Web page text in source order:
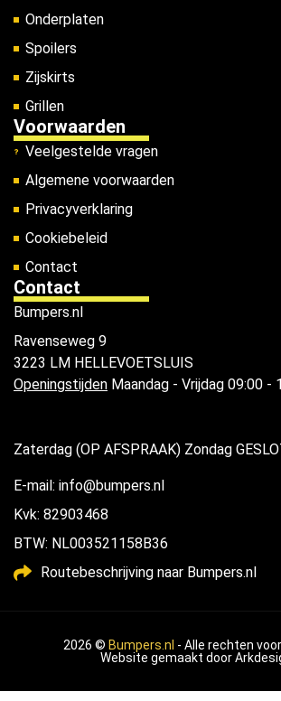
Onderplaten
Spoilers
Zijskirts
Grillen
Voorwaarden
Veelgestelde vragen
Algemene voorwaarden
Privacyverklaring
Cookiebeleid
Contact
Contact
Bumpers.nl
Ravenseweg 9
3223 LM HELLEVOETSLUIS
Openingstijden Maandag - Vrijdag 09:00 -
Zaterdag (OP AFSPRAAK) Zondag
E-mail: info@bumpers.nl
Kvk: 82903468
BTW: NL003521158B36
Routebeschrijving naar Bumpers.nl
2026 © Bumpers.nl - Alle rechten
Website gemaakt door